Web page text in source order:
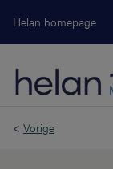
Helan homepage
< Vorige